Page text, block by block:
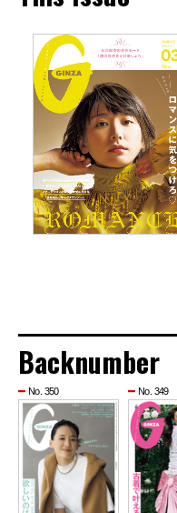
Backnumber
No. 350 No. 349